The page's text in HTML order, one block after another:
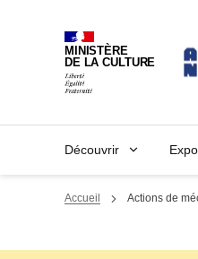
MINISTÈRE
DE LA CULTURE
Découvrir
Accueil Actions de